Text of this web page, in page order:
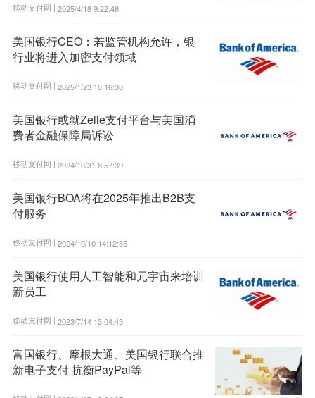
移动支付网 | 2025/4/18 9:22:48
美国银行CEO：若监管机构允许，银
行业将进入加密支付领域
移动支付网 | 2025/1/23 10:16:30
美国银行或就Zelle支付平台与美国消
费者金融保障局诉讼
移动支付网 | 2024/10/31 8:57:39
美国银行BOA将在2025年推出B2B支
付服务
移动支付网 | 2024/10/10 14:12:55
美国银行使用人工智能和元宇宙来培训
新员工
移动支付网 | 2023/7/14 13:04:43
富国银行、摩根大通、美国银行联合推
新电子支付 抗衡PayPal等